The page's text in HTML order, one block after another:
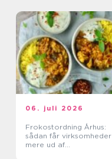
06. juli 2026
Frokostordning Århus:
sådan får virksomheder
mere ud af